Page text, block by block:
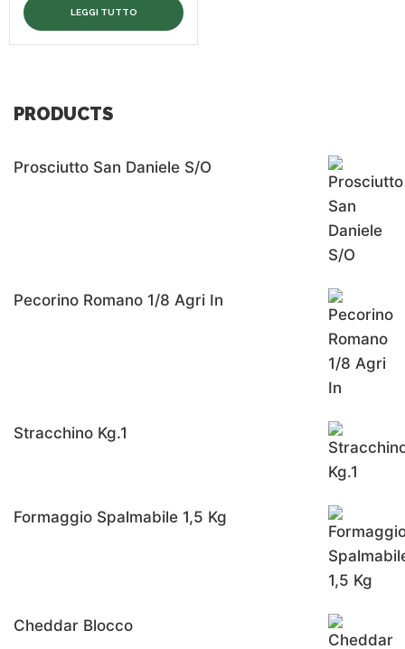
LEGGI TUTTO
PRODUCTS
Prosciutto San Daniele S/o
Pecorino Romano 1/8 Agri In
Stracchino Kg.1
Formaggio Spalmabile 1,5 Kg
Cheddar Blocco